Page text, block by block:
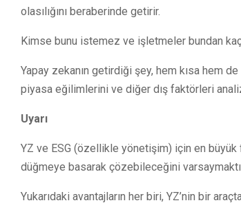
olasılığını beraberinde getirir.
Kimse bunu istemez ve işletmeler bundan
Yapay zekanın getirdiği şey, hem kısa hem
piyasa eğilimlerini ve diğer dış faktörleri
Uyarı
YZ ve ESG (özellikle yönetişim) için en
düğmeye basarak çözebileceğini
Yukarıdaki avantajların her biri, YZ’nin bir